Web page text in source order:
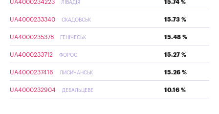
UA4000234223 ЛІВАДІЯ 15.74 %
UA4000233340 СКАДОВСЬК 15.73 %
UA4000235378 ГЕНІЧЕСЬК 15.48 %
UA4000233712 ФОРОС 15.27 %
UA4000237416 ЛИСИЧАНСЬК 15.26 %
UA4000232904 ДЕБАЛЬЦЕВЕ 10.16 %